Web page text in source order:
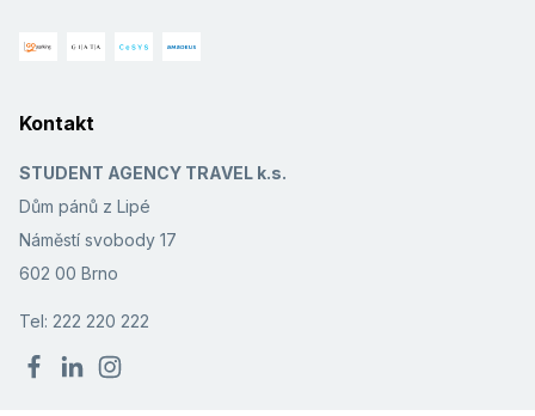
Kontakt
STUDENT AGENCY TRAVEL k.s.
Dům pánů z Lipé
Náměstí svobody 17
602 00 Brno
Tel: 222 220 222